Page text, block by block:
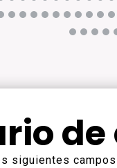
siguientes campos